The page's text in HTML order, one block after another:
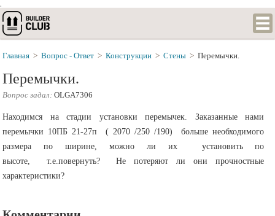
.
Главная > Вопрос - Ответ > Конструкции > Стены > Перемычки.
Перемычки.
Вопрос задал: OLGA7306
Находимся на стадии установки перемычек. Заказанные нами
перемычки 10ПБ 21-27п ( 2070 /250 /190) больше необходимого
размера по ширине, можно ли их установить по
высоте, т.е.повернуть? Не потеряют ли они прочностные
характеристики?